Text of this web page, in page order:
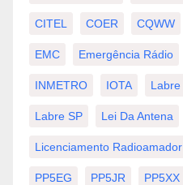
CITEL COER CQWW
EMC Emergência Rádio
INMETRO IOTA Labre
Labre SP Lei Da Antena
Licenciamento Radioamador
PP5EG PP5JR PP5XX